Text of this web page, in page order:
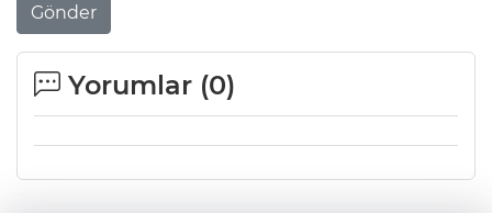
Gönder
Yorumlar (0)